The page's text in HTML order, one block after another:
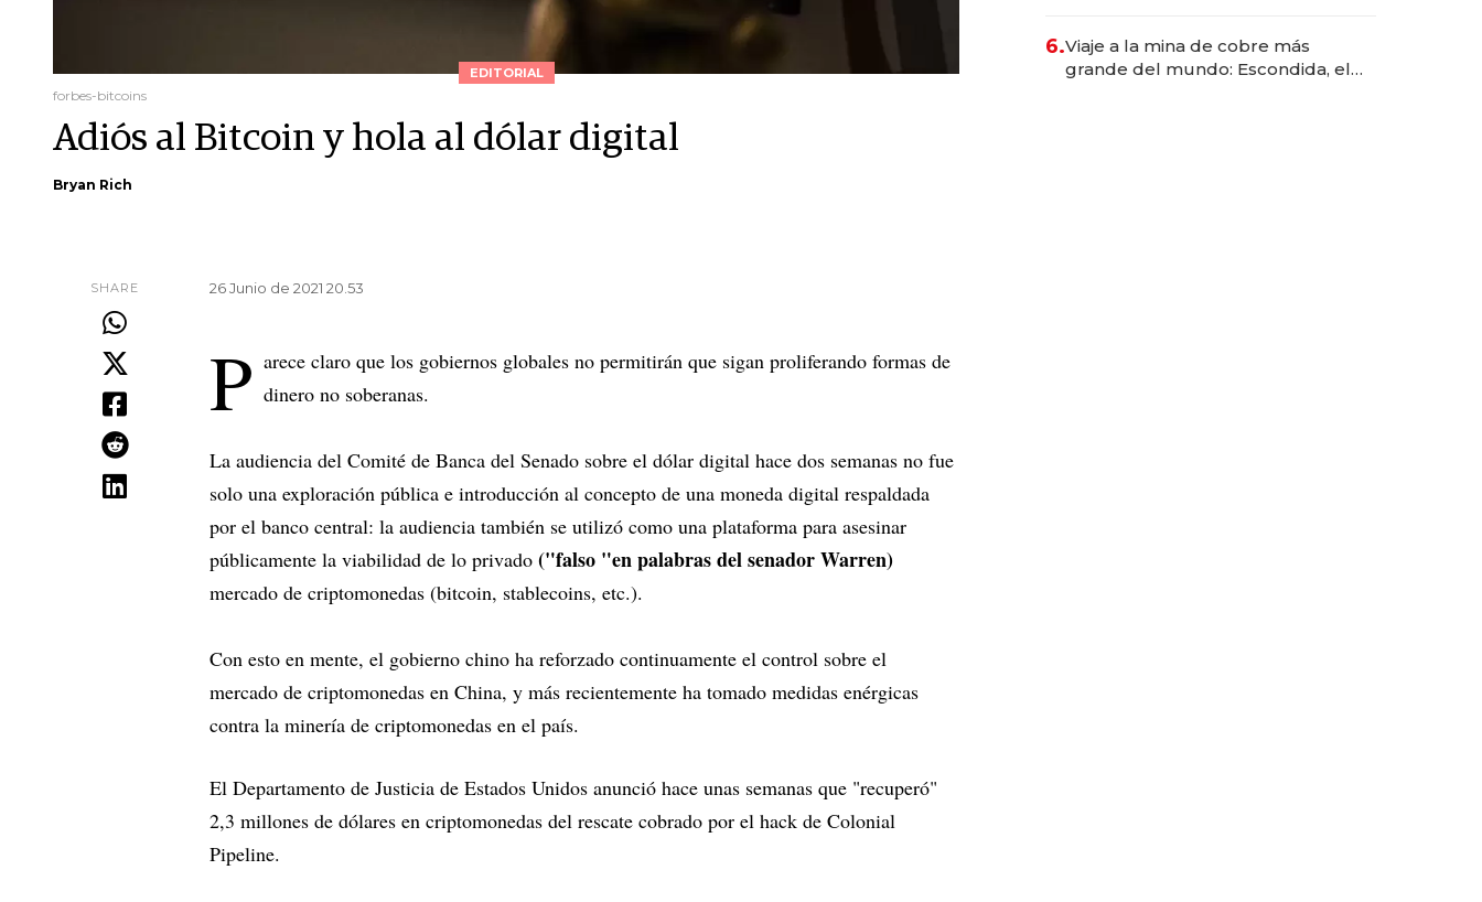
EDITORIAL
forbes-bitcoins
Adiós al Bitcoin y hola al dólar digital
Bryan Rich
SHARE 26 Junio de 2021 20.53
P arece claro que los gobiernos globales no permitirán que sigan proliferando formas de
dinero no soberanas.
La audiencia del Comité de Banca del Senado sobre el dólar digital hace dos semanas no fue
solo una exploración pública e introducción al concepto de una moneda digital respaldada
por el banco central: la audiencia también se utilizó como una plataforma para asesinar
públicamente la viabilidad de lo privado ("falso "en palabras del senador Warren)
mercado de criptomonedas (bitcoin, stablecoins, etc.).
Con esto en mente, el gobierno chino ha reforzado continuamente el control sobre el
mercado de criptomonedas en China, y más recientemente ha tomado medidas enérgicas
contra la minería de criptomonedas en el país.
El Departamento de Justicia de Estados Unidos anunció hace unas semanas que "recuperó"
2,3 millones de dólares en criptomonedas del rescate cobrado por el hack de Colonial
Pipeline.
6.Viaje a la mina de cobre más
grande del mundo: Escondida, el